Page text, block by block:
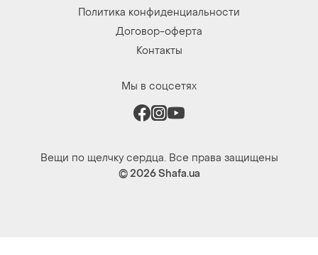
Политика конфиденциальности
Договор-оферта
Контакты
Мы в соцсетях
Вещи по щелчку сердца. Все права защищены
© 2026Shafa.ua